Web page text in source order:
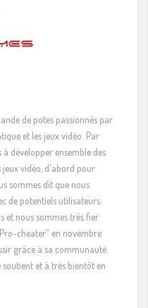
de potes passionnés par
et les jeux vidéo. Par
développer ensemble des
vidéo, d'abord pour
sommes dit que nous
de potentiels utilisateurs.
et nous sommes très fier
cheater" en novembre
grâce à sa communauté
et à très bientôt en